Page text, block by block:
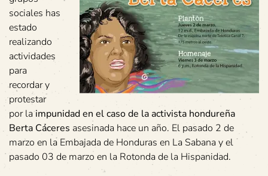
sociales has
estado
realizando
actividades
para
recordar y
protestar
por laimpunidad en el caso de la activista hondureña
Berta Cáceres asesinada hace un año. El pasado 2 de
marzo en la Embajada de Honduras en La Sabana y el
pasado 03 de marzo en la Rotonda de la Hispanidad.